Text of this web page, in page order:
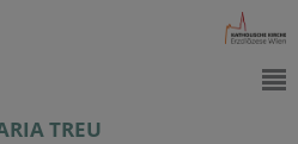
TREU